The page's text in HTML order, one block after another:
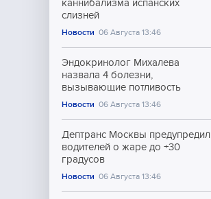
каннибализма испанских
слизней
Новости 06 Августа 13:46
Эндокринолог Михалева
назвала 4 болезни,
вызывающие потливость
Новости 06 Августа 13:46
Дептранс Москвы предупредил
водителей о жаре до +30
градусов
Новости 06 Августа 13:46